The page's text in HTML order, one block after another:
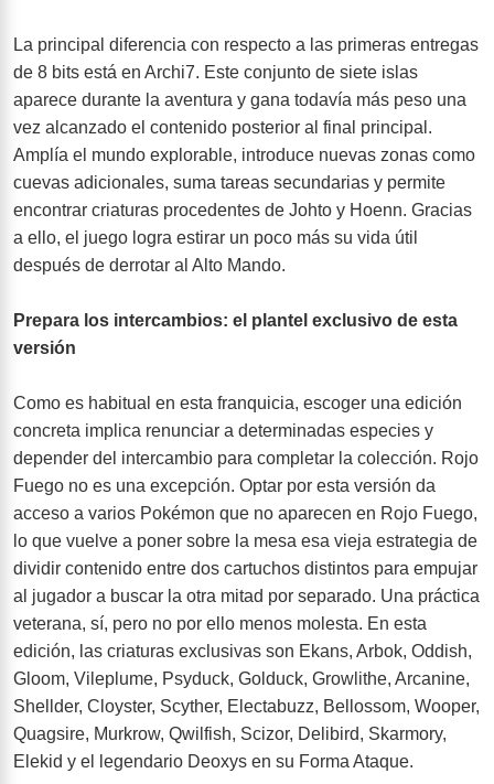
La principal diferencia con respecto a las primeras entregas
de 8 bits está en Archi7. Este conjunto de siete islas
aparece durante la aventura y gana todavía más peso una
vez alcanzado el contenido posterior al final principal.
Amplía el mundo explorable, introduce nuevas zonas como
cuevas adicionales, suma tareas secundarias y permite
encontrar criaturas procedentes de Johto y Hoenn. Gracias
a ello, el juego logra estirar un poco más su vida útil
después de derrotar al Alto Mando.
Prepara los intercambios: el plantel exclusivo de esta
versión
Como es habitual en esta franquicia, escoger una edición
concreta implica renunciar a determinadas especies y
depender del intercambio para completar la colección. Rojo
Fuego no es una excepción. Optar por esta versión da
acceso a varios Pokémon que no aparecen en Rojo Fuego,
lo que vuelve a poner sobre la mesa esa vieja estrategia de
dividir contenido entre dos cartuchos distintos para empujar
al jugador a buscar la otra mitad por separado. Una práctica
veterana, sí, pero no por ello menos molesta. En esta
edición, las criaturas exclusivas son Ekans, Arbok, Oddish,
Gloom, Vileplume, Psyduck, Golduck, Growlithe, Arcanine,
Shellder, Cloyster, Scyther, Electabuzz, Bellossom, Wooper,
Quagsire, Murkrow, Qwilfish, Scizor, Delibird, Skarmory,
Elekid y el legendario Deoxys en su Forma Ataque.